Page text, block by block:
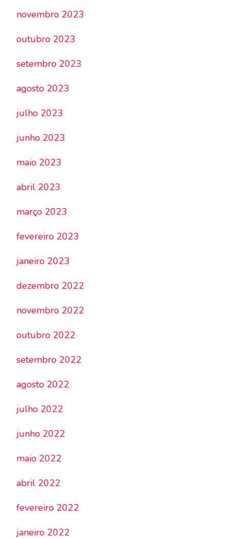
novembro 2023
outubro 2023
setembro 2023
agosto 2023
julho 2023
junho 2023
maio 2023
abril 2023
março 2023
fevereiro 2023
janeiro 2023
dezembro 2022
novembro 2022
outubro 2022
setembro 2022
agosto 2022
julho 2022
junho 2022
maio 2022
abril 2022
fevereiro 2022
janeiro 2022